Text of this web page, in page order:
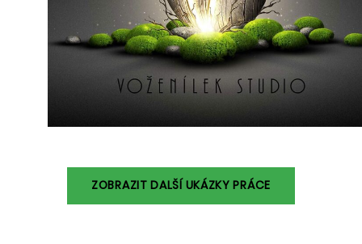
ZOBRAZIT DALŠÍ UKÁZKY PRÁCE